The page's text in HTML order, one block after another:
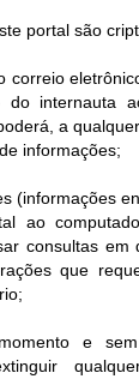
portal são
correio
do internauta
a
informações;
(informações
ao
consultas em
que
e